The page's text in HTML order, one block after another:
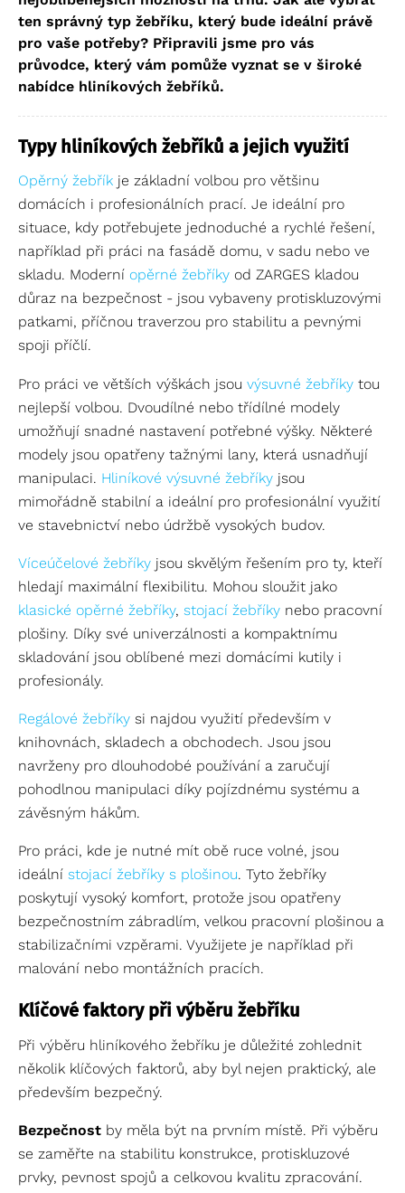
ten správný typ žebříku, který bude ideální právě
pro vaše potřeby? Připravili jsme pro vás
průvodce, který vám pomůže vyznat se v široké
nabídce hliníkových žebříků.
Typy hliníkových žebříků a jejich využití
Opěrný žebřík je základní volbou pro většinu
domácích i profesionálních prací. Je ideální pro
situace, kdy potřebujete jednoduché a rychlé řešení,
například při práci na fasádě domu, v sadu nebo ve
skladu. Moderní opěrné žebříky od ZARGES kladou
důraz na bezpečnost - jsou vybaveny protiskluzovými
patkami, příčnou traverzou pro stabilitu a pevnými
spoji příčlí.
Pro práci ve větších výškách jsou výsuvné žebříky tou
nejlepší volbou. Dvoudílné nebo třídílné modely
umožňují snadné nastavení potřebné výšky. Některé
modely jsou opatřeny tažnými lany, která usnadňují
manipulaci. Hliníkové výsuvné žebříky jsou
mimořádně stabilní a ideální pro profesionální využití
ve stavebnictví nebo údržbě vysokých budov.
Víceúčelové žebříky jsou skvělým řešením pro ty, kteří
hledají maximální flexibilitu. Mohou sloužit jako
klasické opěrné žebříky, stojací žebříky nebo pracovní
plošiny. Díky své univerzálnosti a kompaktnímu
skladování jsou oblíbené mezi domácími kutily i
profesionály.
Regálové žebříky si najdou využití především v
knihovnách, skladech a obchodech. Jsou jsou
navrženy pro dlouhodobé používání a zaručují
pohodlnou manipulaci díky pojízdnému systému a
závěsným hákům.
Pro práci, kde je nutné mít obě ruce volné, jsou
ideální stojací žebříky s plošinou. Tyto žebříky
poskytují vysoký komfort, protože jsou opatřeny
bezpečnostním zábradlím, velkou pracovní plošinou a
stabilizačními vzpěrami. Využijete je například při
malování nebo montážních pracích.
Klíčové faktory při výběru žebříku
Při výběru hliníkového žebříku je důležité zohlednit
několik klíčových faktorů, aby byl nejen praktický, ale
především bezpečný.
Bezpečnost by měla být na prvním místě. Při výběru
se zaměřte na stabilitu konstrukce, protiskluzové
prvky, pevnost spojů a celkovou kvalitu zpracování.